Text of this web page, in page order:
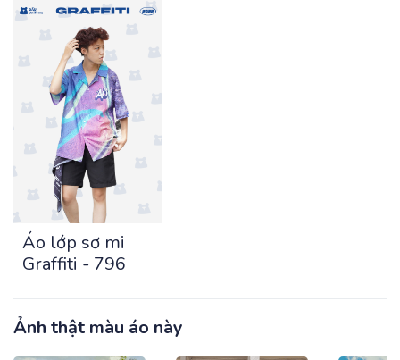
Áo lớp sơ mi
Graffiti - 796
Ảnh thật màu áo này